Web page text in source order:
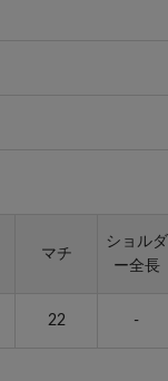
マチ
ショルダ
ー全長
22 -